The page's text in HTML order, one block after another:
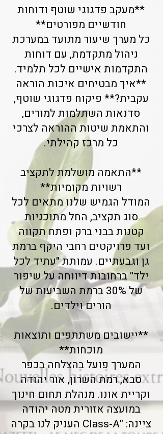
**מעקב פדגוגי שוטף ודוחות
חודשיים מפורטים**
כל מערך שיעור מתועד במערכת
ניהול מתקדמת, עם דוחות
התקדמות אישיים לכל תלמיד.
**איך מבטיחים איכות הוראה
עקבית?** פיקוח פדגוגי שוטף,
סדנאות השתלמות למורים,
והתאמת שיטות ההוראה לצרכי
כל מרכז קהילתי.
**התאמה מושלמת לתקציב
רשויות מקומיות**
המודל הגמיש שלנו מתאים לכל
סוג תקציב, החל מתוכניות
קטנות בבני ברק ופתח תקווה
ועד פרויקטים רחבי היקף ברמת
גן וגבעתיים. עמותת "עתיד לכל
ילד" ברחובות דיווחה על שיפור
של 30% ברמת השביעות של
הורים וילדים.
**יישובים משתתפים ותוצאות
מוכחות**
המערך פועל בהצלחה בכפר
סבא, רמת השרון, אור יהודה
וקריית אונו. מנהלת תחום חינוך
במועצה אזורית מטה יהודה
ציינה: "Class-A העניק לנו בקרה